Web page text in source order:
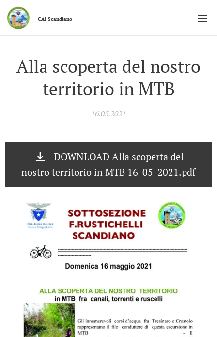
CAI Scandiano
Alla scoperta del nostro
territorio in MTB
16.05.2021
DOWNLOAD Alla scoperta del
nostro territorio in MTB 16-05-2021.pdf